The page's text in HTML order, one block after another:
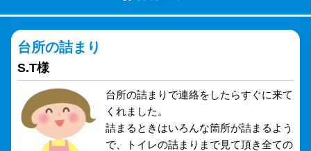
台所の詰まり
S.T様
台所の詰まりで連絡をしたらすぐに来て
くれました。
詰まるときはいろんな箇所が詰まるよう
で、トイレの詰まりまで見て頂き全ての